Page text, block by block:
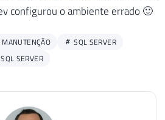
configurou o ambiente errado 🙂
MANUTENÇÃO
SQL SERVER
SQL SERVER